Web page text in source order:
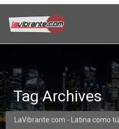
LaVibrante.com - Latina como tú
Tag Archives